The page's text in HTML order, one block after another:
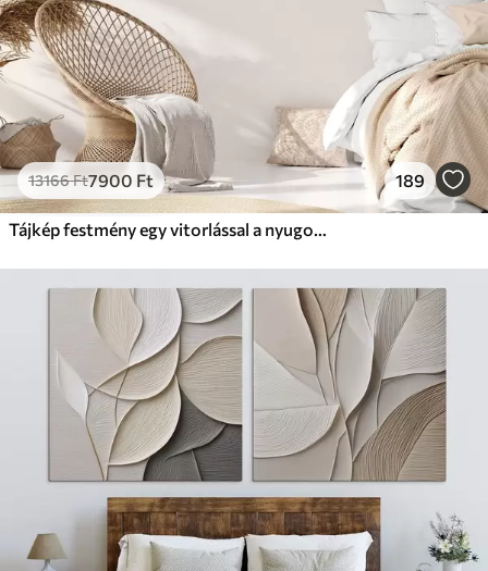
13166Ft7900 Ft 189
Tájkép festmény egy vitorlással a nyugodt tengeren, narancssárga és sárga égbolt, távoli hegyek